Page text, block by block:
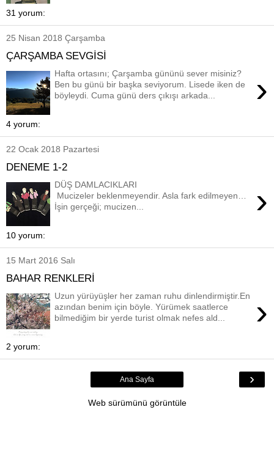
31 yorum:
25 Nisan 2018 Çarşamba
ÇARŞAMBA SEVGİSİ
›
Hafta ortasını; Çarşamba gününü sever misiniz?
Ben bu günü bir başka seviyorum. Lisede iken de
böyleydi. Cuma günü ders çıkışı arkada...
4 yorum:
22 Ocak 2018 Pazartesi
DENEME 1-2
›
DÜŞ DAMLACIKLARI
Mucizeler beklenmeyendir. Asla fark edilmeyen…
İşin gerçeği; mucizen...
10 yorum:
15 Mart 2016 Salı
BAHAR RENKLERİ
›
Uzun yürüyüşler her zaman ruhu dinlendirmiştir.En
azından benim için böyle. Yürümek saatlerce
bilmediğim bir yerde turist olmak nefes ald...
2 yorum:
›
Ana Sayfa
Web sürümünü görüntüle